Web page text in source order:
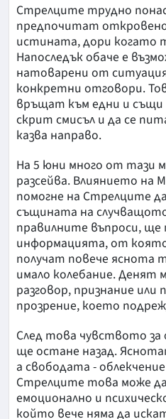
Стрелците трудно
предпочитат
истината, дори когато
Напоследък обаче е
натоварени от
конкретни отговори.
връщат към едни и
скрит смисъл и да се
казва направо.
На 5 юни много от тази
разсейва. Влиянието на
помогне на Стрелците
същината на
правилните въпроси,
информацията, от
получат повече яснота
имало колебание. Денят
разговор, признание
прозрение, което
След това чувството за
ще остане назад.
а свободата -
Стрелците това може
емоционално и
който вече няма да